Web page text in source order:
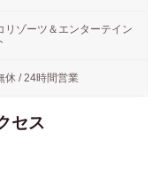
リゾーツ＆エンターテイン
休 / 24時間営業
セス